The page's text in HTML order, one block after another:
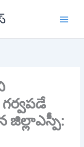
గర్వపడే